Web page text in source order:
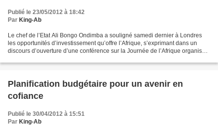
Publié le 23/05/2012 à 18:42
Par King-Ab
Le chef de l’Etat Ali Bongo Ondimba a souligné samedi dernier à Londres
les opportunités d’investissement qu’offre l’Afrique, s’exprimant dans un
discours d’ouverture d’une conférence sur la Journée de l’Afrique organisée
Planification budgétaire pour un avenir en
cofiance
Publié le 30/04/2012 à 15:51
Par King-Ab